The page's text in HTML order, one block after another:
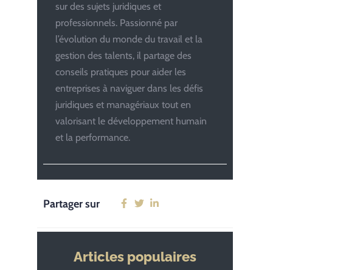
sur des sujets juridiques et
professionnels. Passionné par
l’évolution du monde du travail et la
gestion des talents, il partage des
conseils pratiques pour aider les
entreprises à naviguer dans les défis
juridiques et managériaux tout en
valorisant le développement humain
et la performance.
Partager sur
Articles populaires